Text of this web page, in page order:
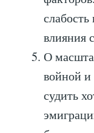
влияния
О
войной
судить